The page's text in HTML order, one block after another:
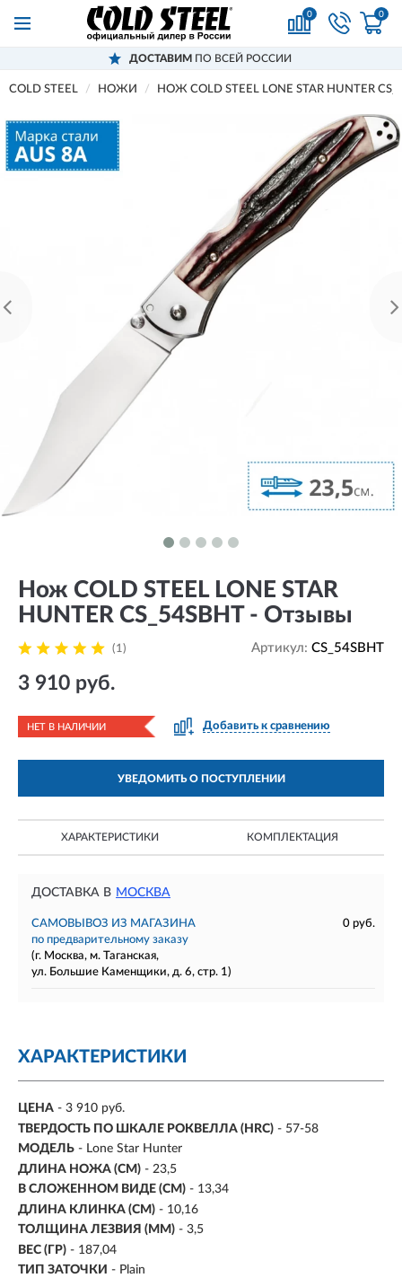
0 0
ДОСТАВИМПО ВСЕЙ РОССИИ
COLD STEEL НОЖИ НОЖ COLD STEEL LONE STAR HUNTER
Нож COLD STEEL LONE STAR
HUNTER CS_54SBHT - Отзывы
(1) Артикул: CS_54SBHT
3 910 руб.
НЕТ В НАЛИЧИИ Добавить к сравнению
УВЕДОМИТЬ О ПОСТУПЛЕНИИ
ХАРАКТЕРИСТИКИ КОМПЛЕКТАЦИЯ
ДОСТАВКА В МОСКВА
САМОВЫВОЗ ИЗ МАГАЗИНА
0 руб.
по предварительному заказу
(г. Москва, м. Таганская,
ул. Большие Каменщики, д. 6, стр. 1)
ХАРАКТЕРИСТИКИ
ЦЕНА - 3 910 руб.
ТВЕРДОСТЬ ПО ШКАЛЕ РОКВЕЛЛА (HRC) - 57-58
МОДЕЛЬ - Lone Star Hunter
ДЛИНА НОЖА (СМ) - 23,5
В СЛОЖЕННОМ ВИДЕ (СМ) - 13,34
ДЛИНА КЛИНКА (СМ) - 10,16
ТОЛЩИНА ЛЕЗВИЯ (ММ) - 3,5
ВЕС (ГР) - 187,04
ТИП ЗАТОЧКИ - Plain